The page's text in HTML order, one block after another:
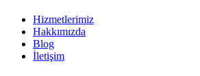
Hizmetlerimiz
Hakkımızda
Blog
İletişim